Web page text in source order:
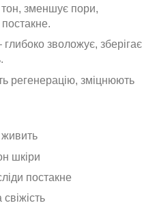
зменшує пори,
глибоко зволожує, зберігає
регенерацію, зміцнюють
живить
шкіри
постакне